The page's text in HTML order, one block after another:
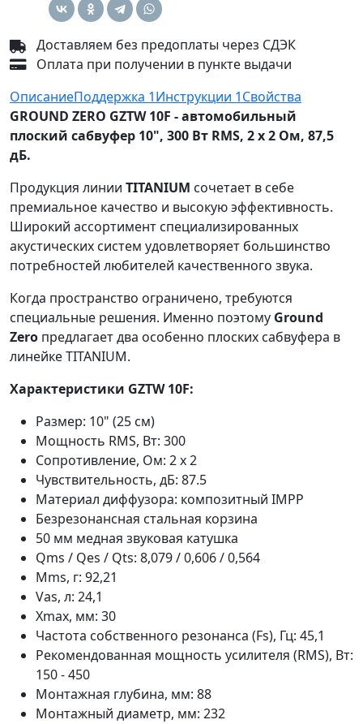
Доставляем без предоплаты через СДЭК
Оплата при получении в пункте выдачи
ОписаниеПоддержка 1Инструкции 1Свойства
GROUND ZERO GZTW 10F - автомобильный
плоский сабвуфер 10", 300 Вт RMS, 2 х 2 Ом, 87,5
дБ.
Продукция линии TITANIUM сочетает в себе
премиальное качество и высокую эффективность.
Широкий ассортимент специализированных
акустических систем удовлетворяет большинство
потребностей любителей качественного звука.
Когда пространство ограничено, требуются
специальные решения. Именно поэтому Ground
Zero предлагает два особенно плоских сабвуфера в
линейке TITANIUM.
Характеристики GZTW 10F:
Размер: 10" (25 см)
Мощность RMS, Вт: 300
Сопротивление, Ом: 2 х 2
Чувствительность, дБ: 87.5
Материал диффузора: композитный IMPP
Безрезонансная стальная корзина
50 мм медная звуковая катушка
Qms / Qes / Qts: 8,079 / 0,606 / 0,564
Mms, г: 92,21
Vas, л: 24,1
Xmax, мм: 30
Частота собственного резонанса (Fs), Гц: 45,1
Рекомендованная мощность усилителя (RMS), Вт:
150 - 450
Монтажная глубина, мм: 88
Монтажный диаметр, мм: 232